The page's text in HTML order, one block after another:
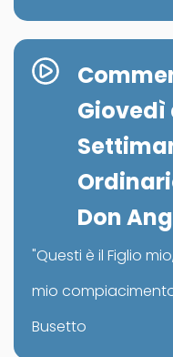
Giovedì
Don
"Questi è il Figlio
mio
Busetto